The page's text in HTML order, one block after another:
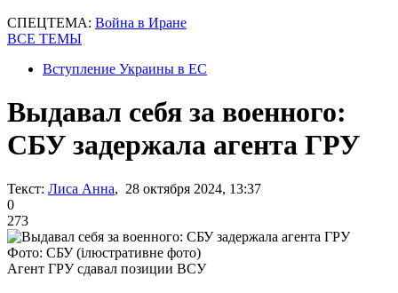
СПЕЦТЕМА: Война в Иране
ВСЕ ТЕМЫ
Вступление Украины в ЕС
Выдавал себя за военного:
СБУ задержала агента ГРУ
Текст: Лиса Анна, 28 октября 2024, 13:37
0
273
Фото: СБУ (ілюстративне фото)
Агент ГРУ сдавал позиции ВСУ